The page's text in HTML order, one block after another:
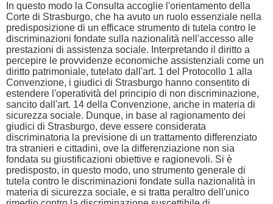
In questo modo la Consulta accoglie l'orientamento della
Corte di Strasburgo, che ha avuto un ruolo essenziale nella
predisposizione di un efficace strumento di tutela contro le
discriminazioni fondate sulla nazionalità nell'accesso alle
prestazioni di assistenza sociale. Interpretando il diritto a
percepire le provvidenze economiche assistenziali come un
diritto patrimoniale, tutelato dall'art. 1 del Protocollo 1 alla
Convenzione, i giudici di Strasburgo hanno consentito di
estendere l'operatività del principio di non discriminazione,
sancito dall'art. 14 della Convenzione, anche in materia di
sicurezza sociale. Dunque, in base al ragionamento dei
giudici di Strasburgo, deve essere considerata
discriminatoria la previsione di un trattamento differenziato
tra stranieri e cittadini, ove la differenziazione non sia
fondata su giustificazioni obiettive e ragionevoli. Si è
predisposto, in questo modo, uno strumento generale di
tutela contro le discriminazioni fondate sulla nazionalità in
materia di sicurezza sociale, e si tratta peraltro dell'unico